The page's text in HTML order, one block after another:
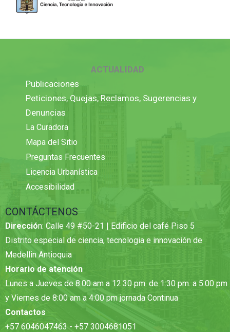
ACTUALIDAD
Publicaciones
Peticiones, Quejas, Reclamos, Sugerencias y
Denuncias
La Curadora
Mapa del Sitio
Preguntas Frecuentes
Licencia Urbanística
Accesibilidad
CONTÁCTENOS
Dirección: Calle 49 #50-21 | Edificio del café Piso 5
Distrito especial de ciencia, tecnologia e innovación de
Medellin Antioquia
Horario de atención
Lunes a Jueves de 8:00 am a 12.30 pm. de 1:30 pm. a 5:00 pm
y Viernes de 8:00 am a 4:00 pm jornada Continua
Contactos
+57 6046047463 - +57 3004681051